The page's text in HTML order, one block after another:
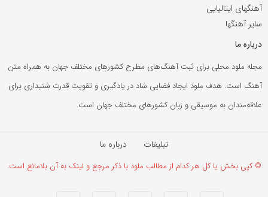
آهنگهای ایتالیایی
سایر آهنگها
درباره ما
مجله ملود محلی برای ثبت آهنگ‌های مطرح کشورهای مختلف جهان به همراه متن
آهنگ است. هدف ملود ایجاد فضایی شاد در یادگیری و تقویت قدرت شنیداری برای
علاقه‌مندان به موسیقی و زبان کشورهای مختلف جهان است.
تبلیغات درباره ما
© کپی بخش یا کل هر کدام از مطالب ملود با ذکر مرجع و لینک به آن بلامانع است.